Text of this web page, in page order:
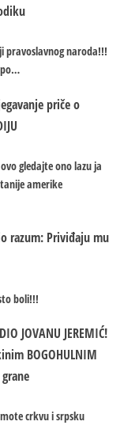
pravoslavnog naroda!!!
po…
priče o
gledajte ono lazu ja
amerike
razum: Priviđaju mu
boli!!!
JOVANU JEREMIĆ!
BOGOHULNIM
crkvu i srpsku